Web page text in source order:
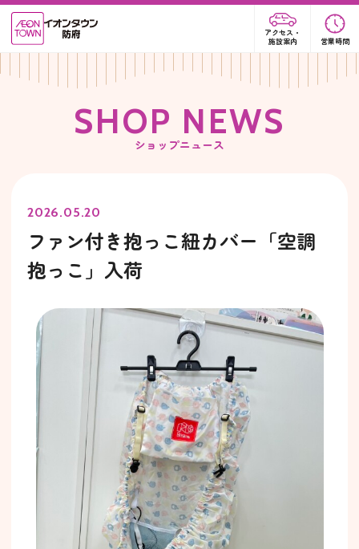
アクセス・
施設案内
営業時間
SHOP NEWS
ショップニュース
2026.05.20
ファン付き抱っこ紐カバー「空調
抱っこ」入荷